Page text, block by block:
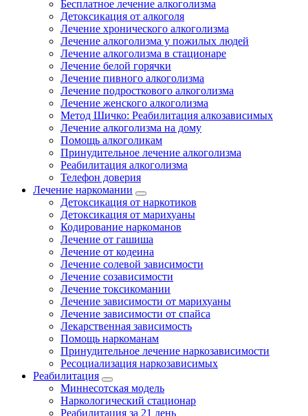
Бесплатное лечение алкоголизма
Детоксикация от алкоголя
Лечение хронического алкоголизма
Лечение алкоголизма у пожилых людей
Лечение алкоголизма в стационаре
Лечение белой горячки
Лечение пивного алкоголизма
Лечение подросткового алкоголизма
Лечение женского алкоголизма
Метод Шичко: Реабилитация алкозависимых
Лечение алкоголизма на дому
Помощь алкоголикам
Принудительное лечение алкоголизма
Реабилитация алкоголизма
Телефон доверия
Лечение наркомании
Детоксикация от наркотиков
Детоксикация от марихуаны
Кодирование наркоманов
Лечение от гашиша
Лечение от кодеина
Лечение солевой зависимости
Лечение созависимости
Лечение токсикомании
Лечение зависимости от марихуаны
Лечение зависимости от спайса
Лекарственная зависимость
Помощь наркоманам
Принудительное лечение наркозависимости
Ресоциализация наркозависимых
Реабилитация
Миннесотская модель
Наркологический стационар
Реабилитация за 21 день